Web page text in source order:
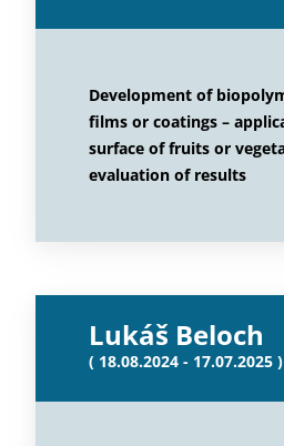
Development of
films or coatings –
surface of fruits or
evaluation of results
Lukáš Beloch
( 18.08.2024 - 17.07.2025 )